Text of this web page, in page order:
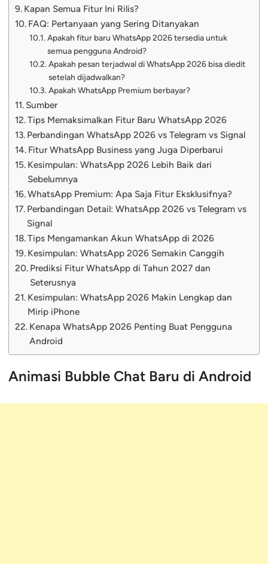
Kapan Semua Fitur Ini Rilis?
FAQ: Pertanyaan yang Sering Ditanyakan
Apakah fitur baru WhatsApp 2026 tersedia untuk
semua pengguna Android?
Apakah pesan terjadwal di WhatsApp 2026 bisa diedit
setelah dijadwalkan?
Apakah WhatsApp Premium berbayar?
Sumber
Tips Memaksimalkan Fitur Baru WhatsApp 2026
Perbandingan WhatsApp 2026 vs Telegram vs Signal
Fitur WhatsApp Business yang Juga Diperbarui
Kesimpulan: WhatsApp 2026 Lebih Baik dari
Sebelumnya
WhatsApp Premium: Apa Saja Fitur Eksklusifnya?
Perbandingan Detail: WhatsApp 2026 vs Telegram vs
Signal
Tips Mengamankan Akun WhatsApp di 2026
Kesimpulan: WhatsApp 2026 Semakin Canggih
Prediksi Fitur WhatsApp di Tahun 2027 dan
Seterusnya
Kesimpulan: WhatsApp 2026 Makin Lengkap dan
Mirip iPhone
Kenapa WhatsApp 2026 Penting Buat Pengguna
Android
Animasi Bubble Chat Baru di Android